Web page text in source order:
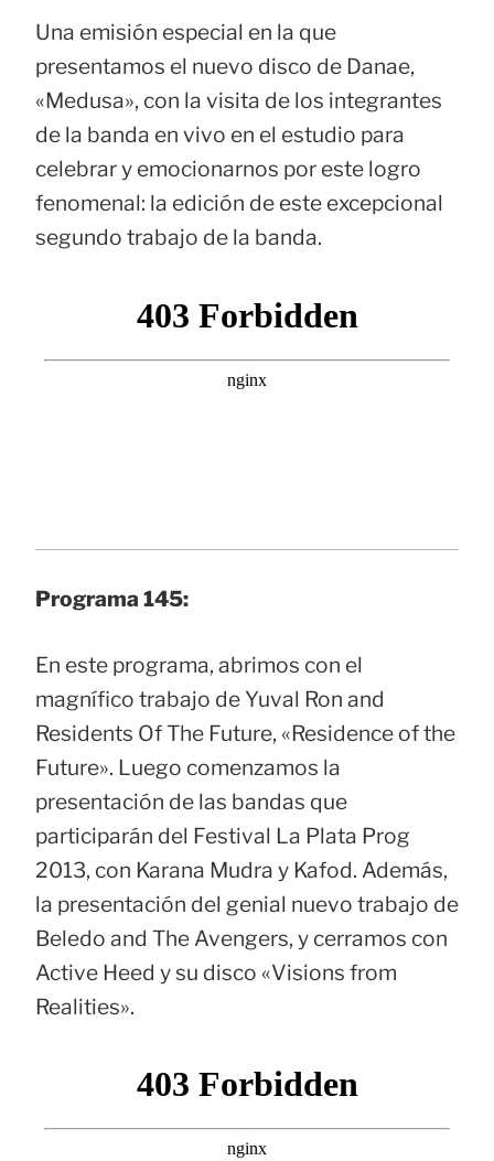
Una emisión especial en la que
presentamos el nuevo disco de Danae,
«Medusa», con la visita de los integrantes
de la banda en vivo en el estudio para
celebrar y emocionarnos por este logro
fenomenal: la edición de este excepcional
segundo trabajo de la banda.
Programa 145:
En este programa, abrimos con el
magnífico trabajo de Yuval Ron and
Residents Of The Future, «Residence of the
Future». Luego comenzamos la
presentación de las bandas que
participarán del Festival La Plata Prog
2013, con Karana Mudra y Kafod. Además,
la presentación del genial nuevo trabajo de
Beledo and The Avengers, y cerramos con
Active Heed y su disco «Visions from
Realities».